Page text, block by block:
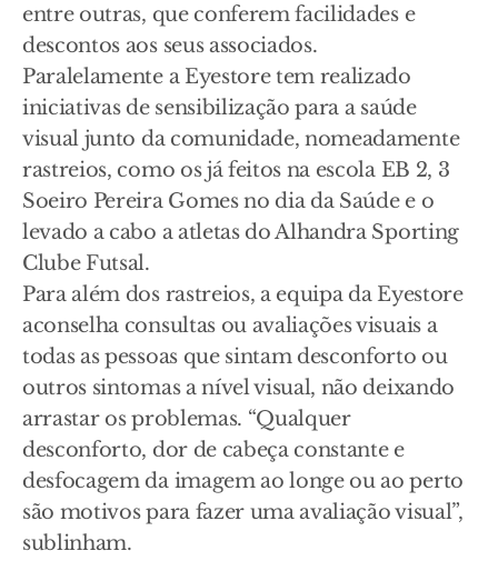
entre outras, que conferem facilidades e
descontos aos seus associados.
Paralelamente a Eyestore tem realizado
iniciativas de sensibilização para a saúde
visual junto da comunidade, nomeadamente
rastreios, como os já feitos na escola EB 2, 3
Soeiro Pereira Gomes no dia da Saúde e o
levado a cabo a atletas do Alhandra Sporting
Clube Futsal.
Para além dos rastreios, a equipa da Eyestore
aconselha consultas ou avaliações visuais a
todas as pessoas que sintam desconforto ou
outros sintomas a nível visual, não deixando
arrastar os problemas. “Qualquer
desconforto, dor de cabeça constante e
desfocagem da imagem ao longe ou ao perto
são motivos para fazer uma avaliação visual”,
sublinham.